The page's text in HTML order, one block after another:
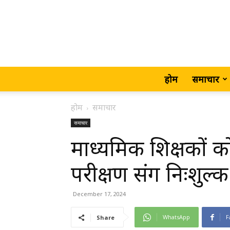
होम समाचार
होम समाचार
समाचार
माध्यमिक शिक्षकों
परीक्षण संग निःशुल्क
December 17, 2024
Share WhatsApp